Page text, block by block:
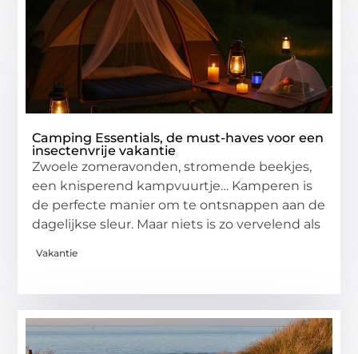
Camping Essentials, de must-haves voor een
insectenvrije vakantie
Zwoele zomeravonden, stromende beekjes,
een knisperend kampvuurtje… Kamperen is
de perfecte manier om te ontsnappen aan de
dagelijkse sleur. Maar niets is zo vervelend als
Vakantie